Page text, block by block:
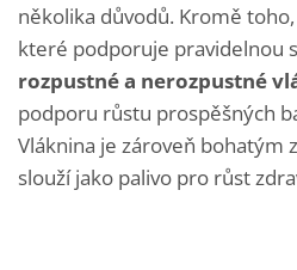
několika důvodů. Kromě
které podporuje pravidelnou
rozpustné a nerozpustné
podporu růstu prospěšných
Vláknina je zároveň bohatým
slouží jako palivo pro růst